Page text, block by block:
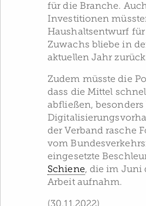
für die Branche.
Investitionen
Haushaltsentwurf
Zuwachs bliebe in
aktuellen Jahr
Zudem müsste die
dass die Mittel
abfließen,
der Verband rasche
vom
eingesetzte
Schiene, die im Juni
Arbeit aufnahm.
(30.11.2022)